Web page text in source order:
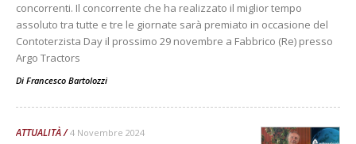
concorrenti. Il concorrente che ha realizzato il miglior tempo
assoluto tra tutte e tre le giornate sarà premiato in occasione del
Contoterzista Day il prossimo 29 novembre a Fabbrico (Re) presso
Argo Tractors
Di Francesco Bartolozzi
ATTUALITÀ 4 Novembre 2024